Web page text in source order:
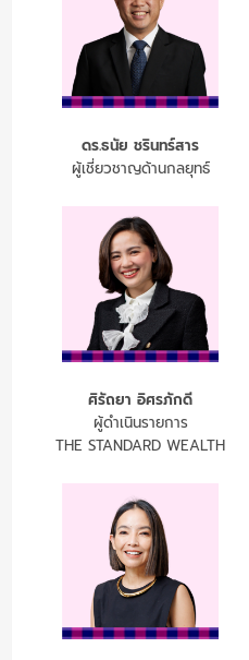
ดร.ธนัย ชรินทร์สาร
ผู้เชี่ยวชาญด้านกลยุทธ์
ศิรัถยา อิศรภักดี
ผู้ดำเนินรายการ
THE STANDARD WEALTH